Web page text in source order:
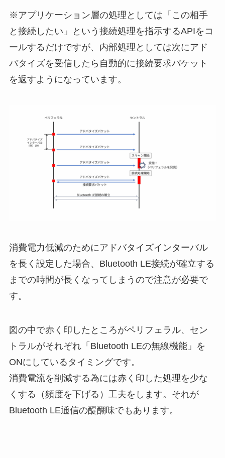
※アプリケーション層の処理としては「この相手
と接続したい」という接続処理を指示するAPIをコ
ールするだけですが、内部処理としては次にアド
バタイズを受信したら自動的に接続要求パケット
を返すようになっています。
消費電力低減のためにアドバタイズインターバル
を長く設定した場合、Bluetooth LE接続が確立する
までの時間が長くなってしまうので注意が必要で
す。
図の中で赤く印したところがペリフェラル、セン
トラルがそれぞれ「Bluetooth LEの無線機能」を
ONにしているタイミングです。
消費電流を削減する為には赤く印した処理を少な
くする（頻度を下げる）工夫をします。それが
Bluetooth LE通信の醍醐味でもあります。